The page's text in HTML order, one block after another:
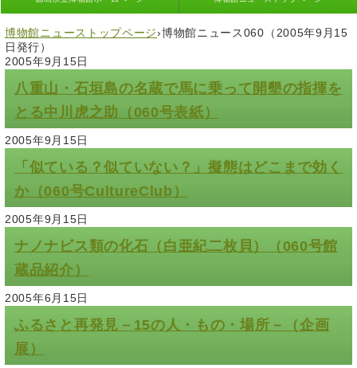
博物館ニューストップページ›博物館ニュース060（2005年9月15
日発行）
2005年9月15日
八重山・石垣島の名蔵で馬に乗って開墾の指揮を
とる中川虎之助（060号表紙）
2005年9月15日
「似ている？似ていない？」擬態はどこまで効く
か（060号CultureClub）
2005年9月15日
ナノナビス類の化石（白亜紀二枚貝）（060号館
蔵品紹介）
2005年6月15日
ふるさと再発見－15の人・もの・場所－（企画
展）